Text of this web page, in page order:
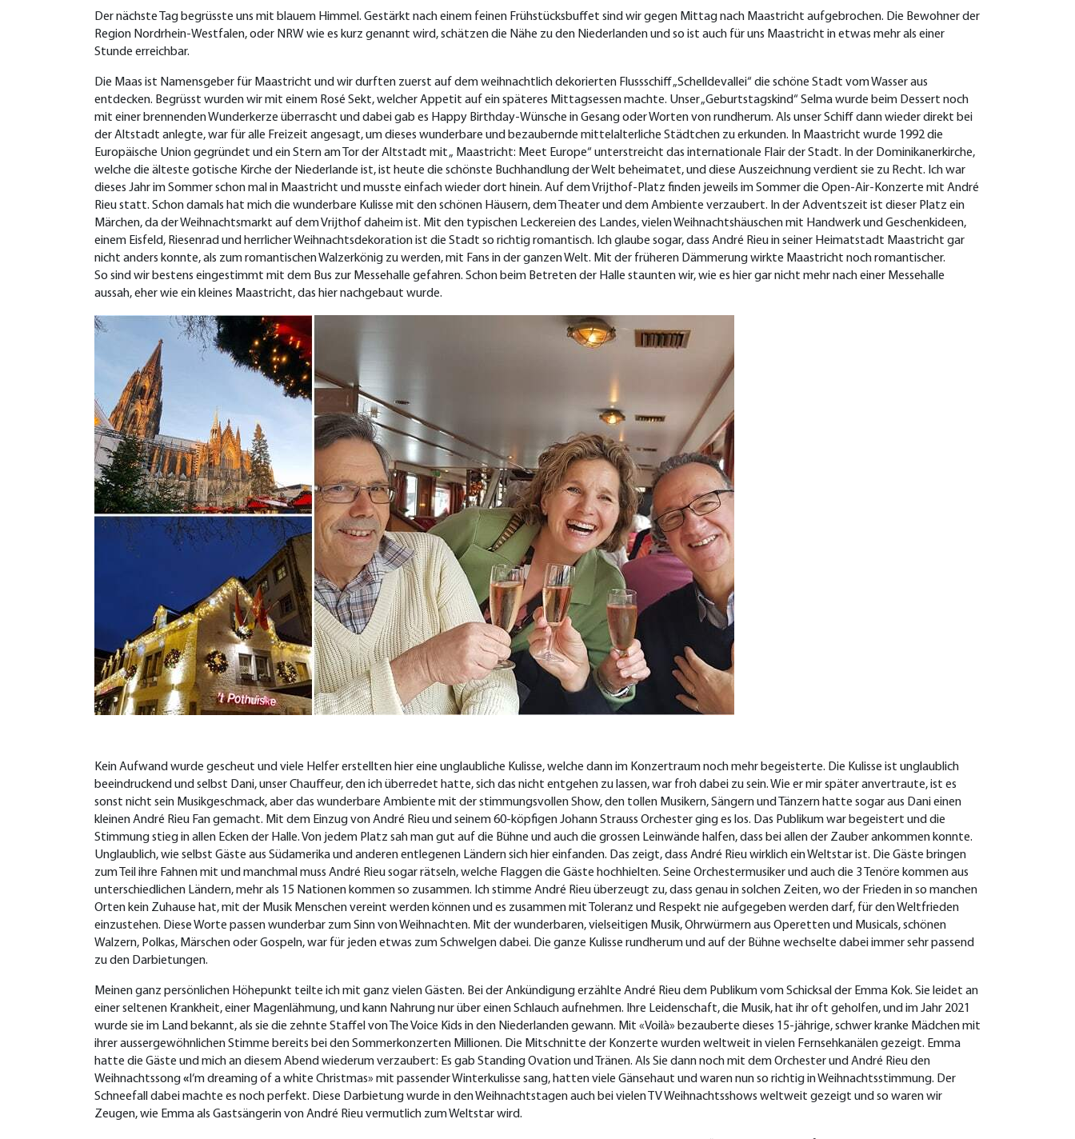
Der nächste Tag begrüsste uns mit blauem Himmel. Gestärkt nach einem feinen Frühstücksbuffet sind wir gegen Mittag nach Maastricht aufgebrochen. Die Bewohner der
Region Nordrhein-Westfalen, oder NRW wie es kurz genannt wird, schätzen die Nähe zu den Niederlanden und so ist auch für uns Maastricht in etwas mehr als einer
Stunde erreichbar.
Die Maas ist Namensgeber für Maastricht und wir durften zuerst auf dem weihnachtlich dekorierten Flussschiff „Schelldevallei“ die schöne Stadt vom Wasser aus
entdecken. Begrüsst wurden wir mit einem Rosé Sekt, welcher Appetit auf ein späteres Mittagsessen machte. Unser „Geburtstagskind“ Selma wurde beim Dessert noch
mit einer brennenden Wunderkerze überrascht und dabei gab es Happy Birthday-Wünsche in Gesang oder Worten von rundherum. Als unser Schiff dann wieder direkt bei
der Altstadt anlegte, war für alle Freizeit angesagt, um dieses wunderbare und bezaubernde mittelalterliche Städtchen zu erkunden. In Maastricht wurde 1992 die
Europäische Union gegründet und ein Stern am Tor der Altstadt mit „ Maastricht: Meet Europe“ unterstreicht das internationale Flair der Stadt. In der Dominikanerkirche,
welche die älteste gotische Kirche der Niederlande ist, ist heute die schönste Buchhandlung der Welt beheimatet, und diese Auszeichnung verdient sie zu Recht. Ich war
dieses Jahr im Sommer schon mal in Maastricht und musste einfach wieder dort hinein. Auf dem Vrijthof-Platz finden jeweils im Sommer die Open-Air-Konzerte mit André
Rieu statt. Schon damals hat mich die wunderbare Kulisse mit den schönen Häusern, dem Theater und dem Ambiente verzaubert. In der Adventszeit ist dieser Platz ein
Märchen, da der Weihnachtsmarkt auf dem Vrijthof daheim ist. Mit den typischen Leckereien des Landes, vielen Weihnachtshäuschen mit Handwerk und Geschenkideen,
einem Eisfeld, Riesenrad und herrlicher Weihnachtsdekoration ist die Stadt so richtig romantisch. Ich glaube sogar, dass André Rieu in seiner Heimatstadt Maastricht gar
nicht anders konnte, als zum romantischen Walzerkönig zu werden, mit Fans in der ganzen Welt. Mit der früheren Dämmerung wirkte Maastricht noch romantischer.
So sind wir bestens eingestimmt mit dem Bus zur Messehalle gefahren. Schon beim Betreten der Halle staunten wir, wie es hier gar nicht mehr nach einer Messehalle
aussah, eher wie ein kleines Maastricht, das hier nachgebaut wurde.
Kein Aufwand wurde gescheut und viele Helfer erstellten hier eine unglaubliche Kulisse, welche dann im Konzertraum noch mehr begeisterte. Die Kulisse ist unglaublich
beeindruckend und selbst Dani, unser Chauffeur, den ich überredet hatte, sich das nicht entgehen zu lassen, war froh dabei zu sein. Wie er mir später anvertraute, ist es
sonst nicht sein Musikgeschmack, aber das wunderbare Ambiente mit der stimmungsvollen Show, den tollen Musikern, Sängern und Tänzern hatte sogar aus Dani einen
kleinen André Rieu Fan gemacht. Mit dem Einzug von André Rieu und seinem 60-köpfigen Johann Strauss Orchester ging es los. Das Publikum war begeistert und die
Stimmung stieg in allen Ecken der Halle. Von jedem Platz sah man gut auf die Bühne und auch die grossen Leinwände halfen, dass bei allen der Zauber ankommen konnte.
Unglaublich, wie selbst Gäste aus Südamerika und anderen entlegenen Ländern sich hier einfanden. Das zeigt, dass André Rieu wirklich ein Weltstar ist. Die Gäste bringen
zum Teil ihre Fahnen mit und manchmal muss André Rieu sogar rätseln, welche Flaggen die Gäste hochhielten. Seine Orchestermusiker und auch die 3 Tenöre kommen aus
unterschiedlichen Ländern, mehr als 15 Nationen kommen so zusammen. Ich stimme André Rieu überzeugt zu, dass genau in solchen Zeiten, wo der Frieden in so manchen
Orten kein Zuhause hat, mit der Musik Menschen vereint werden können und es zusammen mit Toleranz und Respekt nie aufgegeben werden darf, für den Weltfrieden
einzustehen. Diese Worte passen wunderbar zum Sinn von Weihnachten. Mit der wunderbaren, vielseitigen Musik, Ohrwürmern aus Operetten und Musicals, schönen
Walzern, Polkas, Märschen oder Gospeln, war für jeden etwas zum Schwelgen dabei. Die ganze Kulisse rundherum und auf der Bühne wechselte dabei immer sehr passend
zu den Darbietungen.
Meinen ganz persönlichen Höhepunkt teilte ich mit ganz vielen Gästen. Bei der Ankündigung erzählte André Rieu dem Publikum vom Schicksal der Emma Kok. Sie leidet an
einer seltenen Krankheit, einer Magenlähmung, und kann Nahrung nur über einen Schlauch aufnehmen. Ihre Leidenschaft, die Musik, hat ihr oft geholfen, und im Jahr 2021
wurde sie im Land bekannt, als sie die zehnte Staffel von The Voice Kids in den Niederlanden gewann. Mit «Voilà» bezauberte dieses 15-jährige, schwer kranke Mädchen mit
ihrer aussergewöhnlichen Stimme bereits bei den Sommerkonzerten Millionen. Die Mitschnitte der Konzerte wurden weltweit in vielen Fernsehkanälen gezeigt. Emma
hatte die Gäste und mich an diesem Abend wiederum verzaubert: Es gab Standing Ovation und Tränen. Als Sie dann noch mit dem Orchester und André Rieu den
Weihnachtssong« I‘m dreaming of a white Christmas» mit passender Winterkulisse sang, hatten viele Gänsehaut und waren nun so richtig in Weihnachtsstimmung. Der
Schneefall dabei machte es noch perfekt. Diese Darbietung wurde in den Weihnachtstagen auch bei vielen TV Weihnachtsshows weltweit gezeigt und so waren wir
Zeugen, wie Emma als Gastsängerin von André Rieu vermutlich zum Weltstar wird.